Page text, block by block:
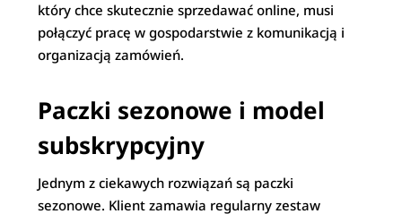
który chce skutecznie sprzedawać online, musi
połączyć pracę w gospodarstwie z komunikacją i
organizacją zamówień.
Paczki sezonowe i model
subskrypcyjny
Jednym z ciekawych rozwiązań są paczki
sezonowe. Klient zamawia regularny zestaw